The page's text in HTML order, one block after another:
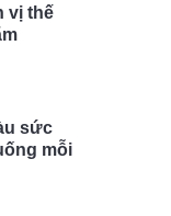
vị thế
sức
mỗi